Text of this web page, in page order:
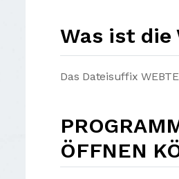
Was ist die
Das Dateisuffix
ÖFFNEN